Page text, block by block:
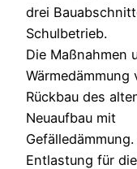
drei
Schulbetrieb.
Die Maßnahmen
Rückbau des
Neuaufbau mit
Entlastung für